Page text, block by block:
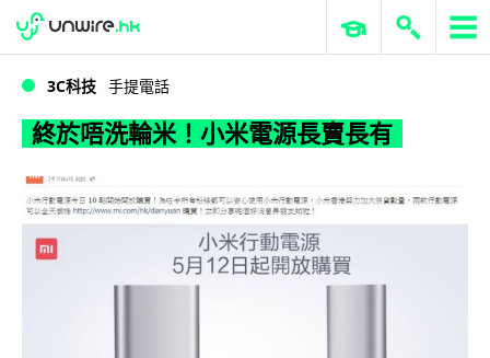
終於唔洗輪米！小米電源長賣長有
WWDC 2026 ERP 與商業 AI
3C科技 手提電話
終於唔洗輪米！小米電源長賣長有